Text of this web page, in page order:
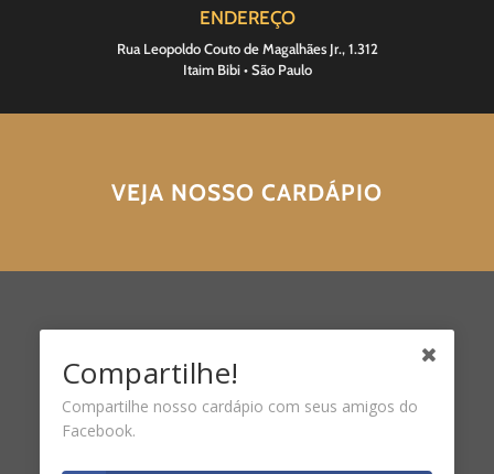
ENDEREÇO
Rua Leopoldo Couto de Magalhães Jr., 1.312
Itaim Bibi • São Paulo
VEJA NOSSO CARDÁPIO
Compartilhe!
Compartilhe nosso cardápio com seus amigos do
Facebook.